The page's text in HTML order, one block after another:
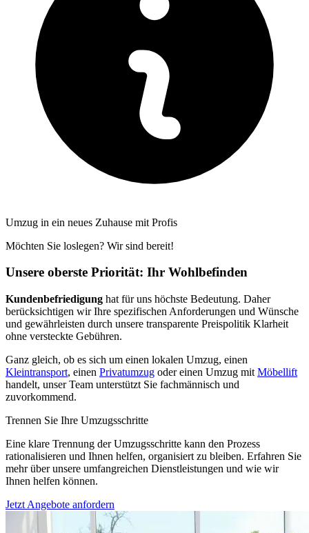
Umzug in ein neues Zuhause mit Profis
Möchten Sie loslegen? Wir sind bereit!
Unsere oberste Priorität: Ihr Wohlbefinden
Kundenbefriedigung hat für uns höchste Bedeutung. Daher
berücksichtigen wir Ihre spezifischen Anforderungen und Wünsche
und gewährleisten durch unsere transparente Preispolitik Klarheit
ohne versteckte Gebühren.
Ganz gleich, ob es sich um einen lokalen Umzug, einen
Kleintransport, einen Privatumzug oder einen Umzug mit Möbellift
handelt, unser Team unterstützt Sie fachmännisch und
zuvorkommend.
Trennen Sie Ihre Umzugsschritte
Eine klare Trennung der Umzugsschritte kann den Prozess
rationalisieren und Ihnen helfen, organisiert zu bleiben. Erfahren Sie
mehr über unsere umfangreichen Dienstleistungen und wie wir
Ihnen helfen können.
Jetzt Angebote anfordern